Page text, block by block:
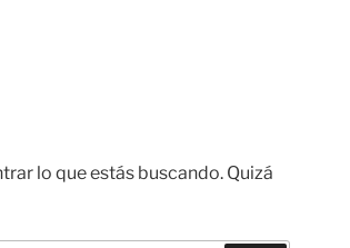
lo que estás buscando. Quizá